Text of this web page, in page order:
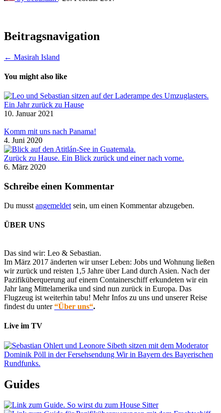
Beitragsnavigation
← Masirah Island
You might also like
Ein Jahr zurück zu Hause
10. Januar 2021
Komm mit uns nach Panama!
4. Juni 2020
Zurück zu Hause. Ein Blick zurück und einer nach vorne.
6. März 2020
Schreibe einen Kommentar
Du musst angemeldet sein, um einen Kommentar abzugeben.
ÜBER UNS
Das sind wir: Leo & Sebastian.
Im März 2017 änderten wir unser Leben: Jobs und Wohnung ließen
wir zurück und reisten 1,5 Jahre über Land durch Asien. Nach der
Pazifiküberquerung auf einem Containerschiff erkundeten wir ein
Jahr lang Mittelamerika und sind nun zurück in Europa. Das
Flugzeug ist weiterhin tabu! Mehr Infos zu uns und unserer Reise
findest du unter“Über uns“.
Live im TV
Guides